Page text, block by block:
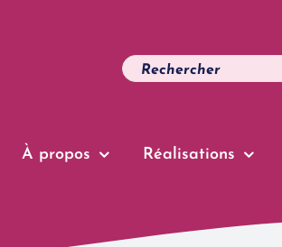
Search
for:
À propos Réalisations
des
Tag:Accompagnement des milieux de travail